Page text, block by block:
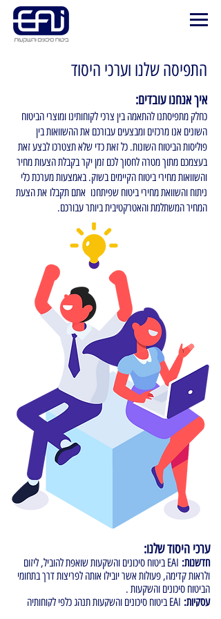
התפיסה שלנו וערכי היסוד
איך אנחנו עובדים:
כחלק מתפיסתנו להתאמה בין צרכי לקוחותינו ומוצרי הביטוח
השונים אנו מרכזים ומבצעים עבורכם את ההשוואות בין
פוליסות הביטוח השונות. כל זאת כדי שלא תצטרכו לבצע זאת
בעצמכם מתוך מטרה לחסוך לכם זמן יקר בקבלת הצעות מחיר
והשוואות מחירי ביטוח הקיימים בשוק. באמצעות מערכת כלי
ניתוח והשוואת מחירי ביטוח שפיתחנו אתם תקבלו את הצעת
המחיר המשתלמת והאטרקטיבית ביותר עבורכם.
ערכי היסוד שלנו:
חדשנות:
EAI ביטוח סיכונים והשקעות שואפת להוביל, ליזום
ולראות קדימה, פעולות אשר יובילו אותה לפריצות דרך בתחומי
הביטוח סיכונים והשקעות .
עסקיות:
EAI ביטוח סיכונים והשקעות תנהג כלפי לקוחותיה